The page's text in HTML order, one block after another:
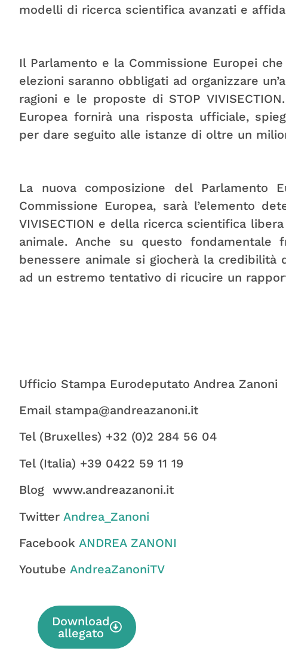
modelli di ricerca scientifica avanzati e
Il Parlamento e la Commissione Europei
elezioni saranno obbligati ad organizzare
ragioni e le proposte di STOP
Europea fornirà una risposta ufficiale,
per dare seguito alle istanze di oltre un
La nuova composizione del Parlamento
Commissione Europea, sarà l’elemento
VIVISECTION e della ricerca scientifica
animale. Anche su questo
benessere animale si giocherà la credibilità
ad un estremo tentativo di ricucire un
Ufficio Stampa Eurodeputato Andrea Zanoni
Email stampa@andreazanoni.it
Tel (Bruxelles) +32 (0)2 284 56 04
Tel (Italia) +39 0422 59 11 19
Blog www.andreazanoni.it
Twitter Andrea_Zanoni
Facebook ANDREA ZANONI
Youtube AndreaZanoniTV
Download
allegato